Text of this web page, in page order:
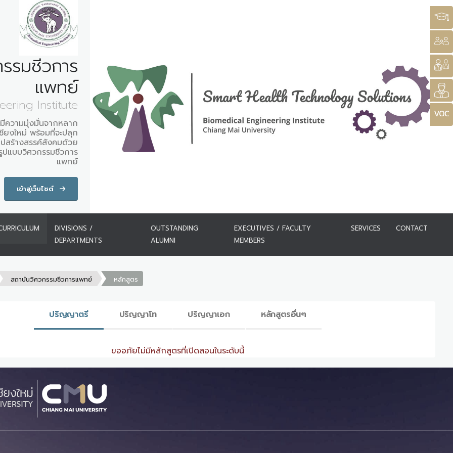
รมชีวการ
แพทย์
Institute
ความมุ่งมั่นจากหลาก
ยงใหม่ พร้อมที่จะปลุก
สร้างสรรค์สังคมด้วย
ปแบบวิศวกรรมชีวการ
แพทย์
เข้าสู่เว็บไซต์
DIVISIONS /
DEPARTMENTS
OUTSTANDING
ALUMNI
EXECUTIVES / FACULTY
MEMBERS
SERVICES CONTACT
สถาบันวิศวกรรมชีวการแพทย์ หลักสูตร
ปริญญาตรี ปริญญาโท ปริญญาเอก หลักสูตรอื่นๆ
ขออภัยไม่มีหลักสูตรที่เปิดสอนในระดับนี้